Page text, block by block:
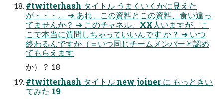
#twitterhash タイトル うまくいくかに見えた
が・・・。 ➔ あれ、この資料とこの資料、食い違っ
てませんか？ ➔ このチャネル、XX人いますが、こ
こで本当に質問しちゃっていいんです か？ ➔ いつ
終わるんですか（＝いつ同じチームメンバーと認め
てもらえます
か）？ 18
#twitterhash タイトル new joiner に もっときい
てみた 19